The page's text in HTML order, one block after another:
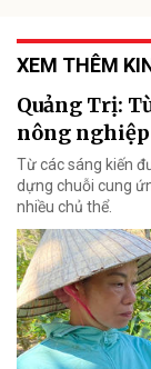
XEM THÊM
Quảng Trị:
nông nghiệp
Từ các sáng kiến
dựng chuỗi cung
nhiều chủ thể.